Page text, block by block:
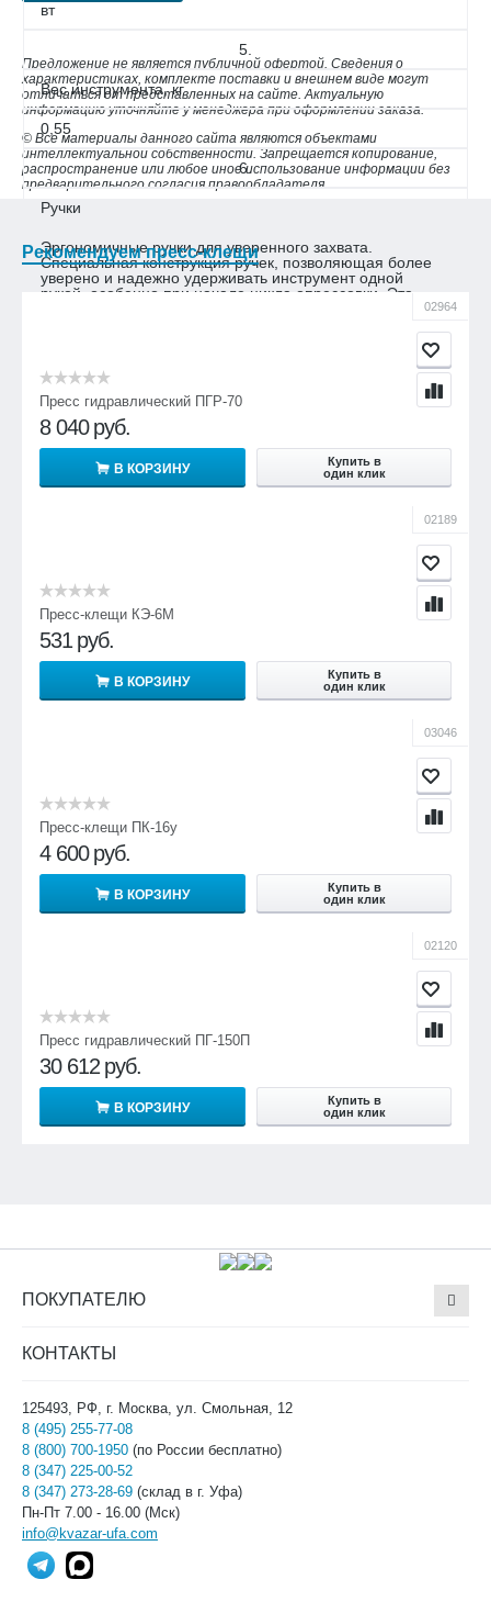
вт
5.
Вес инструмента, кг
0,55
6.
Ручки
Эргономичные ручки для уверенного захвата.
Специальная конструкция ручек, позволяющая более
уверено и надежно удерживать инструмент одной
рукой, особенно при начале цикла опрессовки. Эта
опрессовки обеими руками. Гладкая поверхность ручек
препятствует образованию мозолей при
долговременной работе и позволяет поддерживать
инструмент в чистоте.
Предложение не является публичной офертой. Сведения о
характеристиках, комплекте поставки и внешнем виде могут
отличаться от представленных на сайте. Актуальную
информацию уточняйте у менеджера при оформлении заказа.
© Все материалы данного сайта являются объектами
интеллектуальной собственности. Запрещается копирование,
распространение или любое иное использование информации без
предварительного согласия правообладателя.
Рекомендуем пресс-клещи
02964
Пресс гидравлический ПГР-70
8 040 руб.
В КОРЗИНУ
Купить в
один клик
02189
Пресс-клещи КЭ-6М
531 руб.
В КОРЗИНУ
Купить в
один клик
03046
Пресс-клещи ПК-16у
4 600 руб.
В КОРЗИНУ
Купить в
один клик
02120
Пресс гидравлический ПГ-150П
30 612 руб.
В КОРЗИНУ
Купить в
один клик
ПОКУПАТЕЛЮ
КОНТАКТЫ
125493, РФ, г. Москва, ул. Смольная, 12
8 (495) 255-77-08
8 (800) 700-1950 (по России бесплатно)
8 (347) 225-00-52
8 (347) 273-28-69 (склад в г. Уфа)
Пн-Пт 7.00 - 16.00 (Мск)
info@kvazar-ufa.com